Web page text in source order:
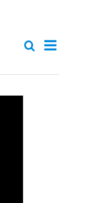
Eventi
viste
CercaEvento
Lista